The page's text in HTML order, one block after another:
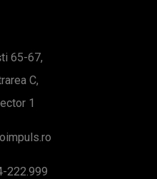
65-67,
C,
1
222.999